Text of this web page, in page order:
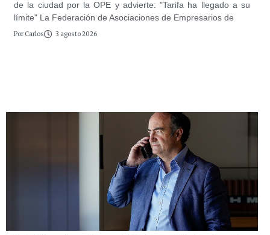
de la ciudad por la OPE y advierte: "Tarifa ha llegado a su
límite" La Federación de Asociaciones de Empresarios de
Por Carlos 3 agosto 2026